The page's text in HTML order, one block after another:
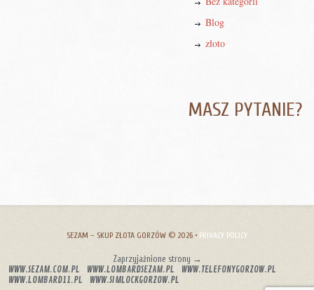
Blog
złoto
MASZ PYTANIE?
SEZAM – SKUP ZŁOTA GORZÓW © 2026 • PRIVACY POLICY
Zaprzyjaźnione strony →
WWW.SEZAM.COM.PL WWW.LOMBARDSEZAM.PL
WWW.TELEFONYGORZOW.PL
WWW.LOMBARD11.PL
WWW.SIMLOCKGORZOW.PL